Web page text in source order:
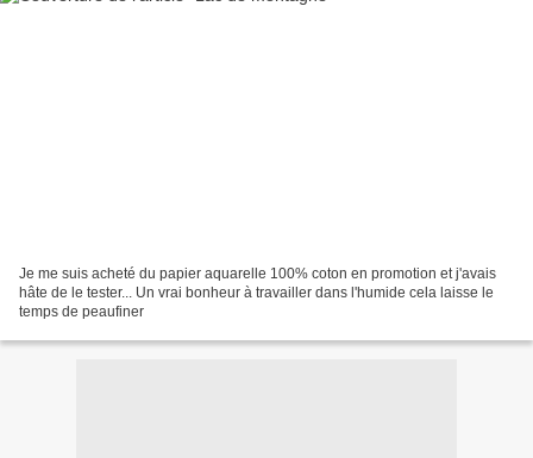
Je me suis acheté du papier aquarelle 100% coton en promotion et j'avais
hâte de le tester... Un vrai bonheur à travailler dans l'humide cela laisse le
temps de peaufiner